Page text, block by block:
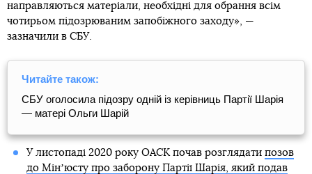
направляються матеріали, необхідні для обрання всім
чотирьом підозрюваним запобіжного заходу», —
зазначили в СБУ.
Читайте також:
СБУ оголосила підозру одній із керівниць Партії Шарія
— матері Ольги Шарій
У листопаді 2020 року ОАСК почав розглядати позов
до Мінʼюсту про заборону Партії Шарія, який подав